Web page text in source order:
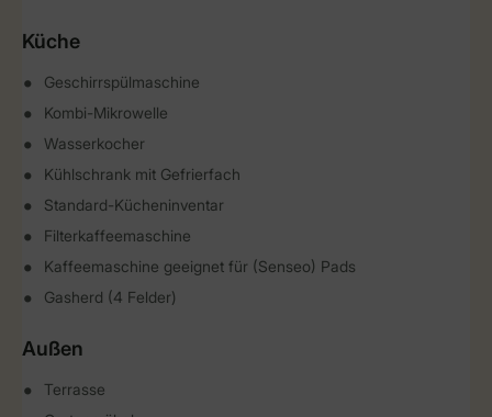
Küche
Geschirrspülmaschine
Kombi-Mikrowelle
Wasserkocher
Kühlschrank mit Gefrierfach
Standard-Kücheninventar
Filterkaffeemaschine
Kaffeemaschine geeignet für (Senseo) Pads
Gasherd (4 Felder)
Außen
Terrasse